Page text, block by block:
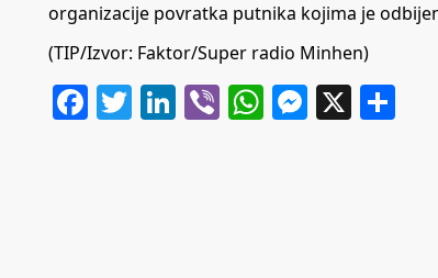
organizacije povratka putnika kojima je
(TIP/Izvor: Faktor/Super radio Minhen)
Facebook
Twitter
LinkedIn
ViberWhatsApp
X